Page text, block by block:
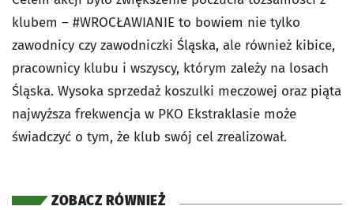
klubem – #WROCŁAWIANIE to bowiem nie tylko
zawodnicy czy zawodniczki Śląska, ale również kibice,
pracownicy klubu i wszyscy, którym zależy na losach
Śląska. Wysoka sprzedaż koszulki meczowej oraz piąta
najwyższa frekwencja w PKO Ekstraklasie może
świadczyć o tym, że klub swój cel zrealizował.
ZOBACZ RÓWNIEŻ